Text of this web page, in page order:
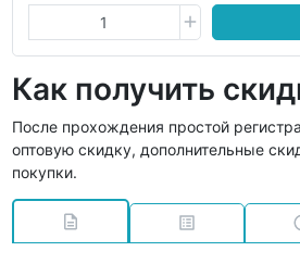
Как получить
После прохождения простой
оптовую скидку, дополнительные
покупки.